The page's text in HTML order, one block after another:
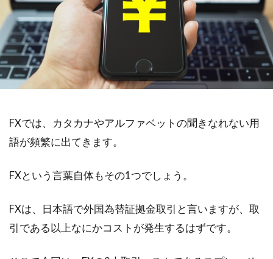
FXでは、カタカナやアルファベットの聞きなれない用
語が頻繁に出てきます。
FXという言葉自体もその1つでしょう。
FXは、日本語で外国為替証拠金取引と言いますが、取
引である以上なにかコストが発生するはずです。